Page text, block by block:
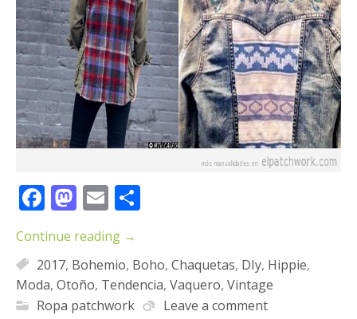
Facebook
Mastodon
Email
Continue reading →
2017, Bohemio, Boho, Chaquetas, DIy, Hippie,
Moda, Otoño, Tendencia, Vaquero, Vintage
Ropa patchwork
Leave a comment